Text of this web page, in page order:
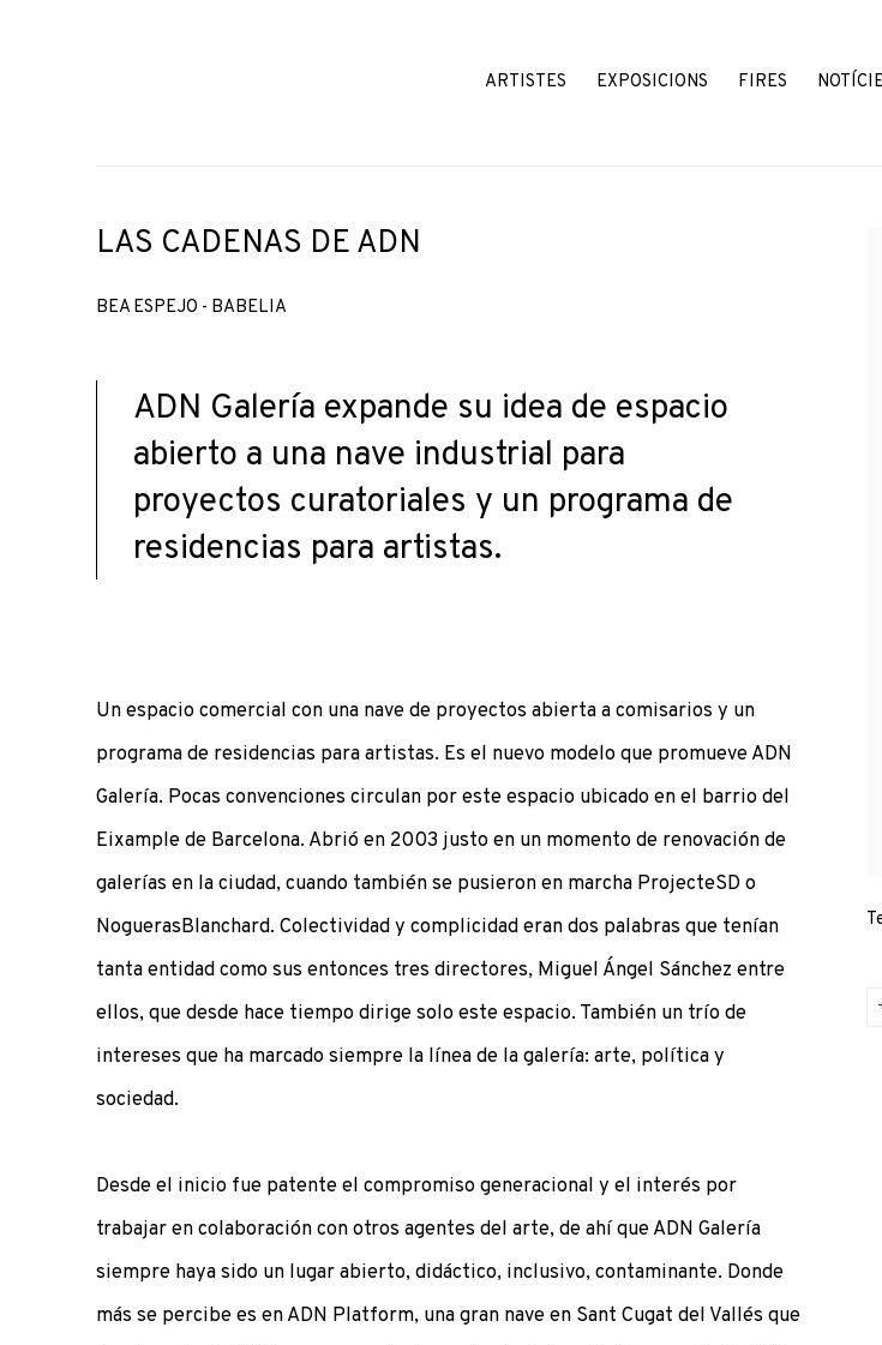
ARTISTES EXPOSICIONS FIRES
LAS CADENAS DE ADN
BEA ESPEJO - BABELIA
ADN Galería expande su idea de espacio
abierto a una nave industrial para
proyectos curatoriales y un programa de
residencias para artistas.
Un espacio comercial con una nave de proyectos abierta a comisarios y un
programa de residencias para artistas. Es el nuevo modelo que promueve ADN
Galería. Pocas convenciones circulan por este espacio ubicado en el barrio del
Eixample de Barcelona. Abrió en 2003 justo en un momento de renovación de
galerías en la ciudad, cuando también se pusieron en marcha ProjecteSD o
NoguerasBlanchard. Colectividad y complicidad eran dos palabras que tenían
tanta entidad como sus entonces tres directores, Miguel Ángel Sánchez entre
ellos, que desde hace tiempo dirige solo este espacio. También un trío de
intereses que ha marcado siempre la línea de la galería: arte, política y
sociedad.
Desde el inicio fue patente el compromiso generacional y el interés por
trabajar en colaboración con otros agentes del arte, de ahí que ADN Galería
siempre haya sido un lugar abierto, didáctico, inclusivo, contaminante. Donde
más se percibe es en ADN Platform, una gran nave en Sant Cugat del Vallés que